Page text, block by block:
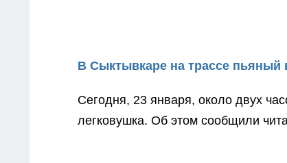
В Сыктывкаре на трассе
Сегодня, 23 января, около двух
легковушка. Об этом сообщили